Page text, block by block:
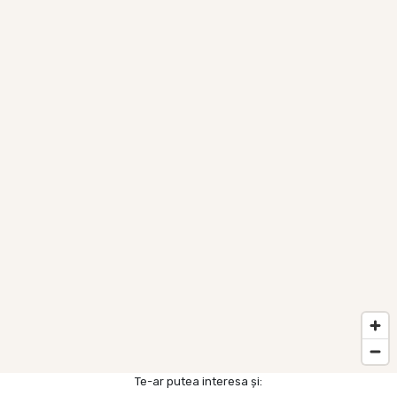
Te-ar putea interesa și: